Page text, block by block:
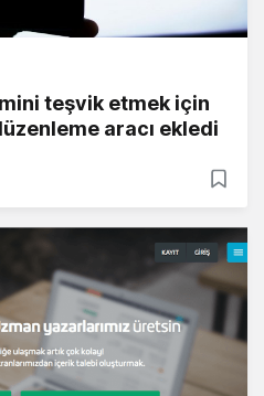
teşvik etmek için
aracı ekledi